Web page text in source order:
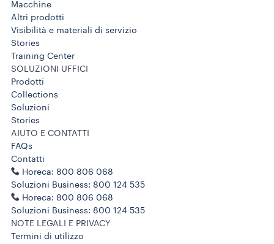
Macchine
Altri prodotti
Visibilità e materiali di servizio
Stories
Training Center
SOLUZIONI UFFICI
Prodotti
Collections
Soluzioni
Stories
AIUTO E CONTATTI
FAQs
Contatti
Horeca: 800 806 068
Soluzioni Business: 800 124 535
Horeca: 800 806 068
Soluzioni Business: 800 124 535
NOTE LEGALI E PRIVACY
Termini di utilizzo